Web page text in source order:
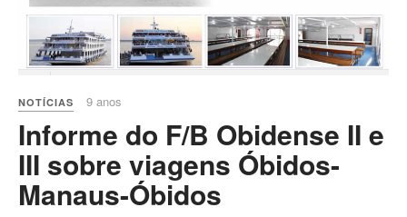
NOTÍCIAS 9 anos
Informe do F/B Obidense II e
III sobre viagens Óbidos-
Manaus-Óbidos